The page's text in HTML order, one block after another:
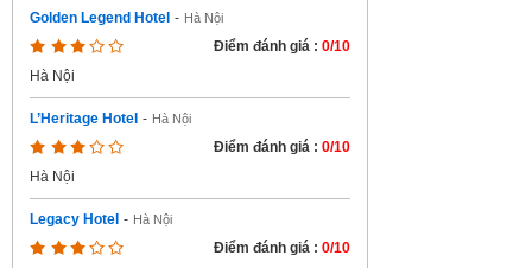
Golden Legend Hotel - Hà Nội
Điểm đánh giá : 0/10
Hà Nội
L’Heritage Hotel - Hà Nội
Điểm đánh giá : 0/10
Hà Nội
Legacy Hotel - Hà Nội
Điểm đánh giá : 0/10